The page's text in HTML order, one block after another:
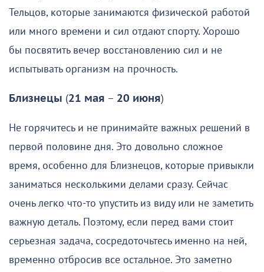
Тельцов, которые занимаются физической работой
или много времени и сил отдают спорту. Хорошо
бы посвятить вечер восстановлению сил и не
испытывать организм на прочность.
Близнецы (21 мая – 20 июня)
Не горячитесь и не принимайте важных решений в
первой половине дня. Это довольно сложное
время, особенно для Близнецов, которые привыкли
заниматься несколькими делами сразу. Сейчас
очень легко что-то упустить из виду или не заметить
важную деталь. Поэтому, если перед вами стоит
серьезная задача, сосредоточьтесь именно на ней,
временно отбросив все остальное. Это заметно